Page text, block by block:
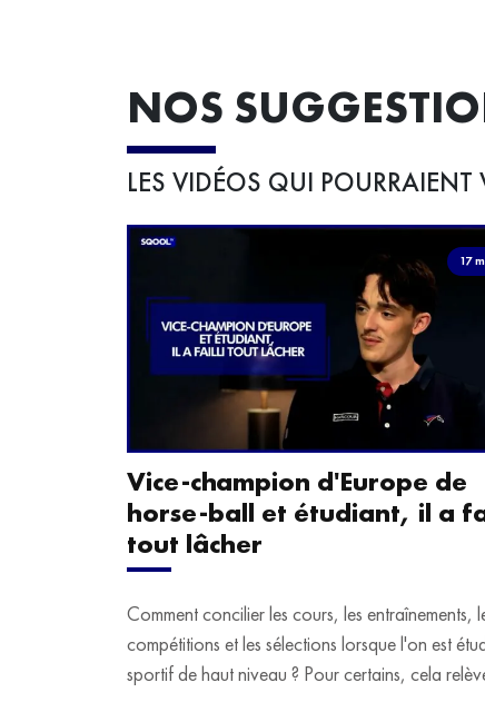
NOS
LES VIDÉOS QUI POURRAIENT
17
Vice-champion d'Europe de
horse-ball et étudiant, il a
tout lâcher
Comment concilier les cours, les entraînements,
compétitions et les sélections lorsque l'on est
sportif de haut niveau ? Pour certains, cela